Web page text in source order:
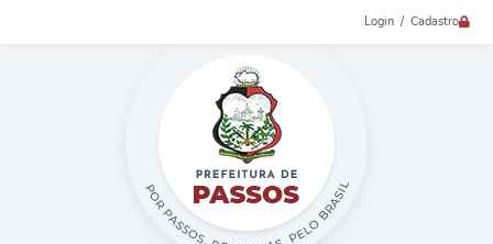
Login / Cadastro